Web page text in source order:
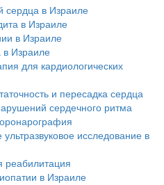
сердца в Израиле
в Израиле
в Израиле
в Израиле
для кардиологических
и пересадка сердца
сердечного ритма
ультразвуковое исследование в
реабилитация
в Израиле